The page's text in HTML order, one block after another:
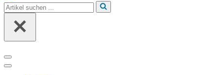
Suchen
nach …
Navigationsmenü
Navigationsmenü